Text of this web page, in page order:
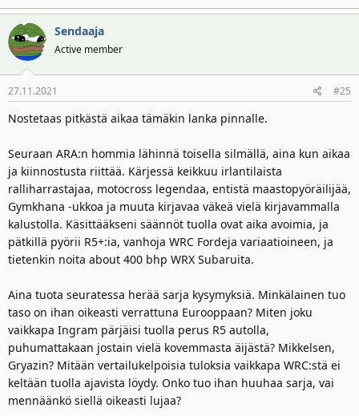
Sendaaja
Active member
27.11.2021 #25
Nostetaas pitkästä aikaa tämäkin lanka pinnalle.
Seuraan ARA:n hommia lähinnä toisella silmällä, aina kun aikaa
ja kiinnostusta riittää. Kärjessä keikkuu irlantilaista
ralliharrastajaa, motocross legendaa, entistä maastopyöräilijää,
Gymkhana -ukkoa ja muuta kirjavaa väkeä vielä kirjavammalla
kalustolla. Käsittääkseni säännöt tuolla ovat aika avoimia, ja
pätkillä pyörii R5+:ia, vanhoja WRC Fordeja variaatioineen, ja
tietenkin noita about 400 bhp WRX Subaruita.
Aina tuota seuratessa herää sarja kysymyksiä. Minkälainen tuo
taso on ihan oikeasti verrattuna Eurooppaan? Miten joku
vaikkapa Ingram pärjäisi tuolla perus R5 autolla,
puhumattakaan jostain vielä kovemmasta äijästä? Mikkelsen,
Gryazin? Mitään vertailukelpoisia tuloksia vaikkapa WRC:stä ei
keltään tuolla ajavista löydy. Onko tuo ihan huuhaa sarja, vai
mennäänkö siellä oikeasti lujaa?